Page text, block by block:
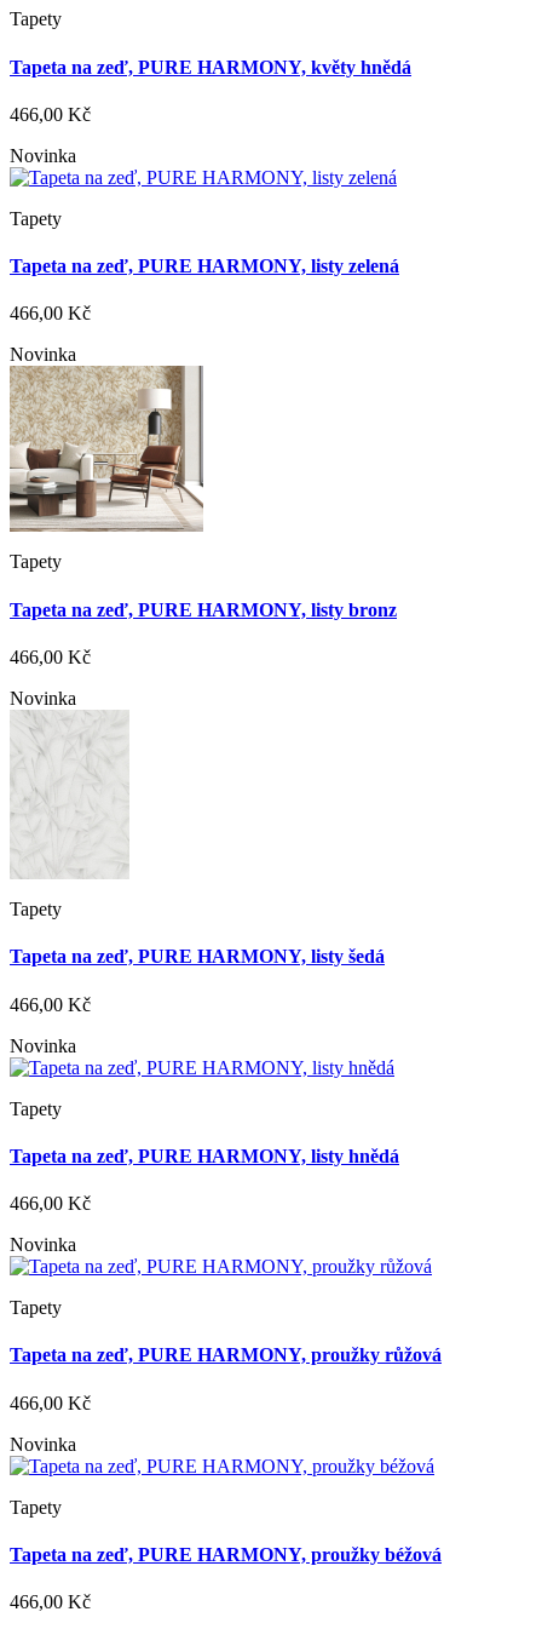
Tapety
Tapeta na zeď, PURE HARMONY, květy hnědá
466,00 Kč
Novinka
Tapety
Tapeta na zeď, PURE HARMONY, listy zelená
466,00 Kč
Novinka
Tapety
Tapeta na zeď, PURE HARMONY, listy bronz
466,00 Kč
Novinka
Tapety
Tapeta na zeď, PURE HARMONY, listy šedá
466,00 Kč
Novinka
Tapety
Tapeta na zeď, PURE HARMONY, listy hnědá
466,00 Kč
Novinka
Tapety
Tapeta na zeď, PURE HARMONY, proužky růžová
466,00 Kč
Novinka
Tapety
Tapeta na zeď, PURE HARMONY, proužky béžová
466,00 Kč